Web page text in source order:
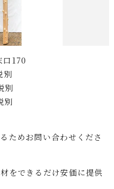
170
別
ためお問い合わせくださ
をできるだけ安価に提供